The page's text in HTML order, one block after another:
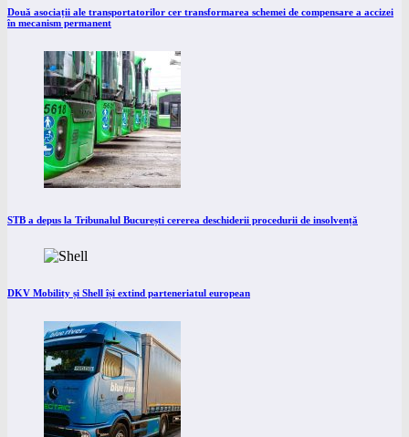
Două asociații ale transportatorilor cer transformarea schemei de compensare a accizei
în mecanism permanent
STB a depus la Tribunalul București cererea deschiderii procedurii de insolvență
DKV Mobility și Shell își extind parteneriatul european